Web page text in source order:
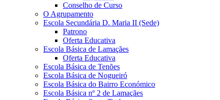
Conselho de Curso
O Agrupamento
Escola Secundária D. Maria II (Sede)
Patrono
Oferta Educativa
Escola Básica de Lamaçães
Oferta Educativa
Escola Básica de Tenões
Escola Básica de Nogueiró
Escola Básica do Bairro Económico
Escola Básica nº 2 de Lamaçães